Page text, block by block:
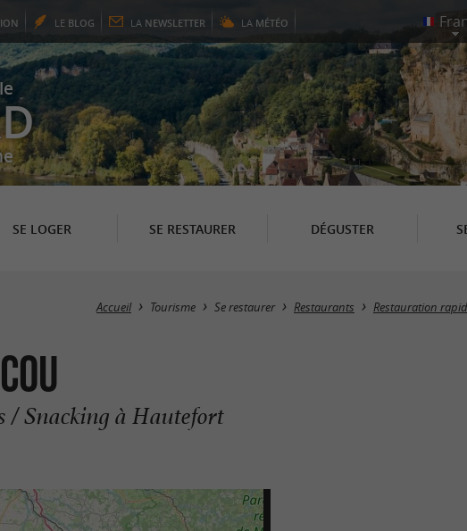
LE BLOG LA NEWSLETTER LA MÉTÉO
SE LOGER SE RESTAURER DÉGUSTER
Accueil Tourisme Se restaurer Restaurants Restauration
/ Snacking à Hautefort